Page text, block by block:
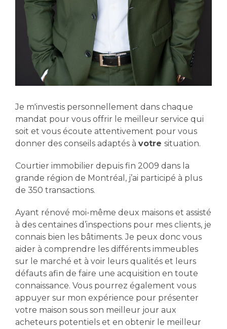
Je m'investis personnellement dans chaque
mandat pour vous offrir le meilleur service qui
soit et vous écoute attentivement pour vous
donner des conseils adaptés à votre situation.
Courtier immobilier depuis fin 2009 dans la
grande région de Montréal, j’ai participé à plus
de 350 transactions.
Ayant rénové moi-même deux maisons et assisté
à des centaines d’inspections pour mes clients, je
connais bien les bâtiments. Je peux donc vous
aider à comprendre les différents immeubles
sur le marché et à voir leurs qualités et leurs
défauts afin de faire une acquisition en toute
connaissance. Vous pourrez également vous
appuyer sur mon expérience pour présenter
votre maison sous son meilleur jour aux
acheteurs potentiels et en obtenir le meilleur